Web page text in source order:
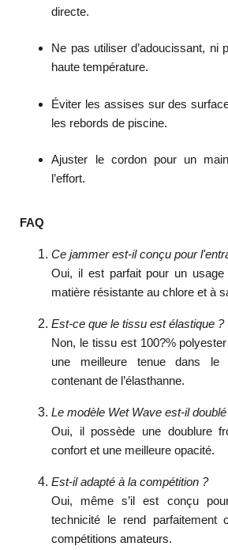
directe.
Ne pas utiliser d’adoucissant, ni
haute température.
Éviter les assises sur des
les rebords de piscine.
Ajuster le cordon pour un
l’effort.
FAQ
Ce jammer est-il conçu pour
Oui, il est parfait pour un
matière résistante au chlore et à
Est-ce que le tissu est élastique ?
Non, le tissu est 100?%
une meilleure tenue dans le
contenant de l’élasthanne.
Le modèle Wet Wave est-il
Oui, il possède une doublure
confort et une meilleure opacité.
Est-il adapté à la compétition ?
Oui, même s’il est conçu
technicité le rend parfaitement
compétitions amateurs.